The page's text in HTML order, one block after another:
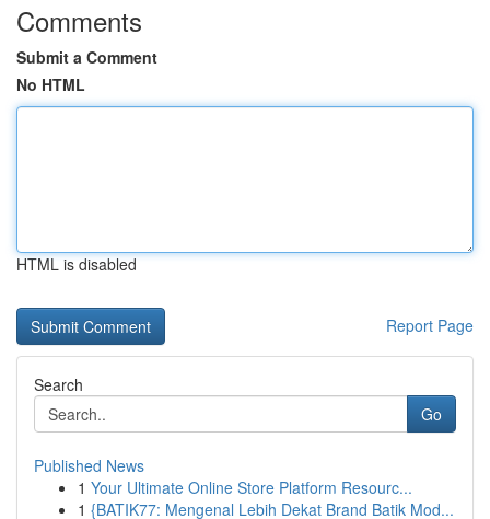
Comments
Submit a Comment
No HTML
HTML is disabled
Report Page
Search
Go
Published News
1 Your Ultimate Online Store Platform Resourc...
1 {BATIK77: Mengenal Lebih Dekat Brand Batik Mod...